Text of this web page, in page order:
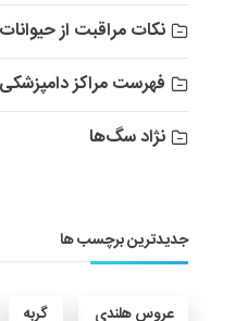
نکات مراقبت از حیوانات
فهرست مراکز
نژاد سگ‌ها
جدیدترین برچسب ها
عروس هلندی گربه